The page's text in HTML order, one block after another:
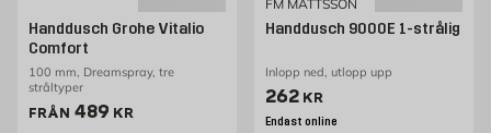
Handdusch Grohe Vitalio
Comfort
100 mm, Dreamspray, tre
stråltyper
FRÅN Pris 489 kr
489 KR
FM MATTSSON
Handdusch 9000E 1-strålig
Inlopp ned, utlopp upp
Pris 262 kr
262 KR
Endast online